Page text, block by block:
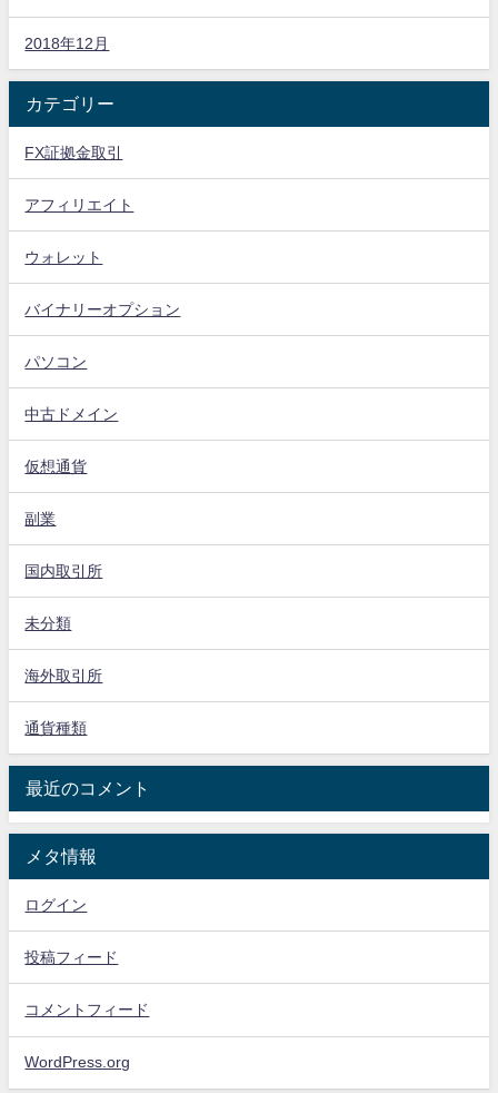
2018年12月
カテゴリー
FX証拠金取引
アフィリエイト
ウォレット
バイナリーオプション
パソコン
中古ドメイン
仮想通貨
副業
国内取引所
未分類
海外取引所
通貨種類
最近のコメント
メタ情報
ログイン
投稿フィード
コメントフィード
WordPress.org